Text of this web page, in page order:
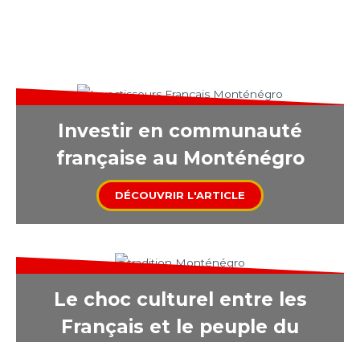
Investir en communauté
française au Monténégro
DÉCOUVRIR L'ARTICLE
Le choc culturel entre les
Français et le peuple du